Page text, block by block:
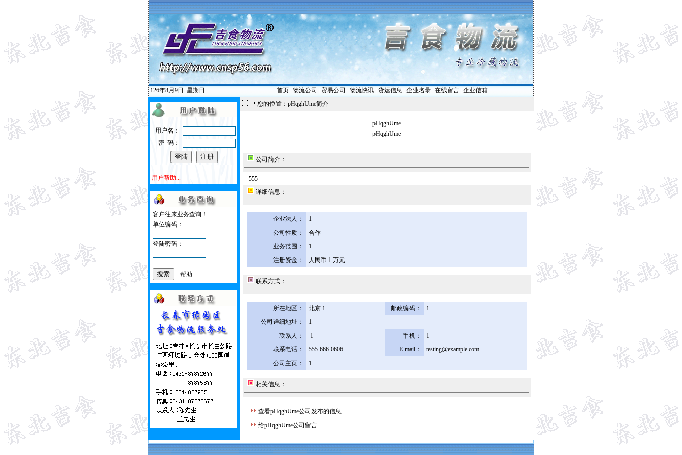
126年8月9日 星期日 首页| 物流公司 贸易公司 物流快讯| 货运信息 企业名录| 在线留言| 企业信箱
用户名：
密 码：
用户帮助...
客户往来业务查询！
单位编码：
登陆密码：
帮助......
您的位置：pHqghUme简介
pHqghUme
pHqghUme
公司简介：
555
详细信息：
企业法人：
1
公司性质：
合作
业务范围：
1
注册资金：
人民币 1 万元
联系方式：
所在地区： 北京 1 邮政编码：
1
公司详细地址：
1
联系人：
1 手机：
1
联系电话：
555-666-0606 E-mail：
testing@example.com
公司主页：
1
相关信息：
查看pHqghUme公司发布的信息
给pHqghUme公司留言